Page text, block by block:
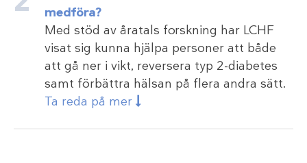
medföra?
Med stöd av åratals forskning har LCHF
visat sig kunna hjälpa personer att både
att gå ner i vikt, reversera typ 2-diabetes
samt förbättra hälsan på flera andra sätt.
Ta reda på mer